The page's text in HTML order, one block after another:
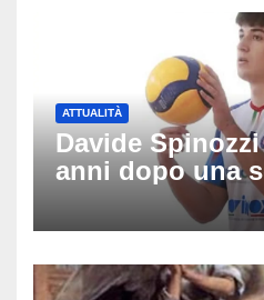
ATTUALITÀ
Davide
anni dopo una
amici: il
schianto senza